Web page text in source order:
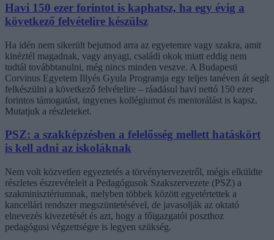
Havi 150 ezer forintot is kaphatsz, ha egy évig a
következő felvételire készülsz
Ha idén nem sikerült bejutnod arra az egyetemre vagy szakra, amit
kinéztél magadnak, vagy anyagi, családi okok miatt eddig nem
tudtál továbbtanulni, még nincs minden veszve. A Budapesti
Corvinus Egyetem Illyés Gyula Programja egy teljes tanéven át segít
felkészülni a következő felvételire – ráadásul havi nettó 150 ezer
forintos támogatást, ingyenes kollégiumot és mentorálást is kapsz.
Mutatjuk a részleteket.
PSZ: a szakképzésben a felelősség mellett hatáskört
is kell adni az iskoláknak
Nem volt közvetlen egyeztetés a törvénytervezetről, mégis elküldte
részletes észrevételeit a Pedagógusok Szakszervezete (PSZ) a
szakminisztériumnak, melyben többek között egyetértettek a
kancellári rendszer megszüntetésével, de javasolják az oktató
elnevezés kivezetését és azt, hogy a főigazgatói poszthoz
pedagógusi végzettségre is legyen szükség.